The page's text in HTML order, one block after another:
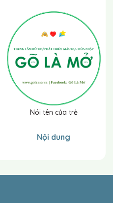
Nói tên của trẻ
Nội dung